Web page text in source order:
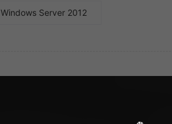
Windows Server 2012